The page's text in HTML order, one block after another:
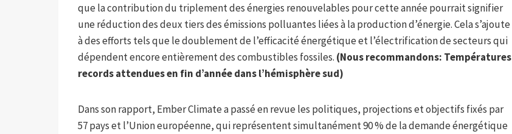
que la contribution du triplement des énergies renouvelables pour cette année pourrait signifier
une réduction des deux tiers des émissions polluantes liées à la production d’énergie. Cela s’ajoute
à des efforts tels que le doublement de l’efficacité énergétique et l’électrification de secteurs qui
dépendent encore entièrement des combustibles fossiles. (Nous recommandons: Températures
records attendues en fin d’année dans l’hémisphère sud)
Dans son rapport, Ember Climate a passé en revue les politiques, projections et objectifs fixés par
57 pays et l’Union européenne, qui représentent simultanément 90 % de la demande énergétique